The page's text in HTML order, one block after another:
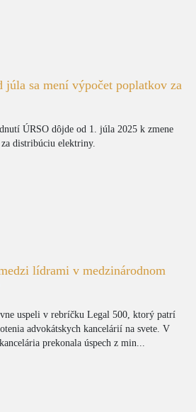
júla sa mení výpočet poplatkov za
ÚRSO dôjde od 1. júla 2025 k zmene
distribúciu elektriny.
lídrami v medzinárodnom
uspeli v rebríčku Legal 500, ktorý patrí
advokátskych kancelárií na svete. V
prekonala úspech z min...